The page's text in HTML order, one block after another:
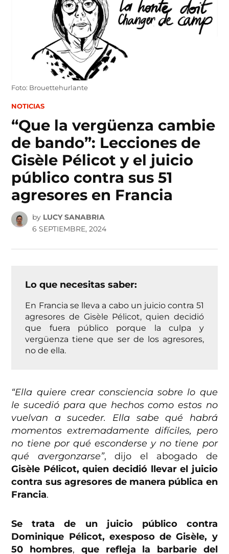
Foto: Brouettehurlante
POSTED
NOTICIAS
“Que la vergüenza cambie
de bando”: Lecciones de
Gisèle Pélicot y el juicio
público contra sus 51
agresores en Francia
by LUCY SANABRIA
6 SEPTIEMBRE, 2024
Lo que necesitas saber:
En Francia se lleva a cabo un juicio contra 51
agresores de Gisèle Pélicot, quien decidió
que fuera público porque la culpa y
vergüenza tiene que ser de los agresores,
no de ella.
“Ella quiere crear consciencia sobre lo que
le sucedió para que hechos como estos no
vuelvan a suceder. Ella sabe qué habrá
momentos extremadamente difíciles, pero
no tiene por qué esconderse y no tiene por
qué avergonzarse”, dijo el abogado de
Gisèle Pélicot, quien decidió llevar el juicio
contra sus agresores de manera pública en
Francia.
Se trata de un juicio público contra
Dominique Pélicot, exesposo de Gisèle, y
50 hombres, que refleja la barbarie del